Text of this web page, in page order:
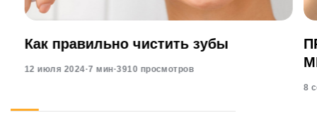
Как правильно чистить зубы
12 июля 2024·7 мин·3910 просмотров
8